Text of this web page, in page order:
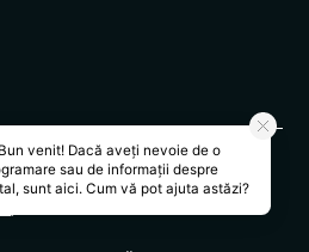
medici rezidenți.